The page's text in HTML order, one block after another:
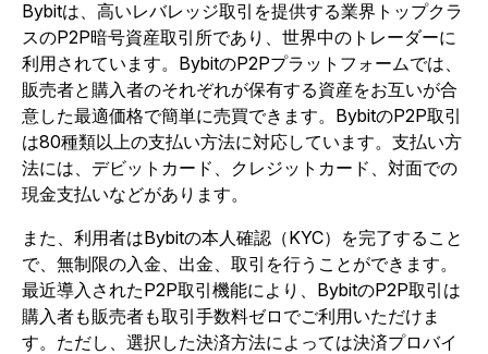
Bybitは、高いレバレッジ取引を提供する業界トップクラ
スのP2P暗号資産取引所であり、世界中のトレーダーに
利用されています。BybitのP2Pプラットフォームでは、
販売者と購入者のそれぞれが保有する資産をお互いが合
意した最適価格で簡単に売買できます。BybitのP2P取引
は80種類以上の支払い方法に対応しています。支払い方
法には、デビットカード、クレジットカード、対面での
現金支払いなどがあります。
また、利用者はBybitの本人確認（KYC）を完了すること
で、無制限の入金、出金、取引を行うことができます。
最近導入されたP2P取引機能により、BybitのP2P取引は
購入者も販売者も取引手数料ゼロでご利用いただけま
す。ただし、選択した決済方法によっては決済プロバイ